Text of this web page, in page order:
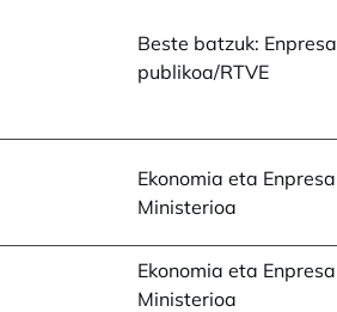
opens in a new tab
Beste batzuk: Enpresa
publikoa/RTVE
opens in a new tab
Ekonomia eta Enpresa
Ministerioa
opens in a new tab
Ekonomia eta Enpresa
Ministerioa